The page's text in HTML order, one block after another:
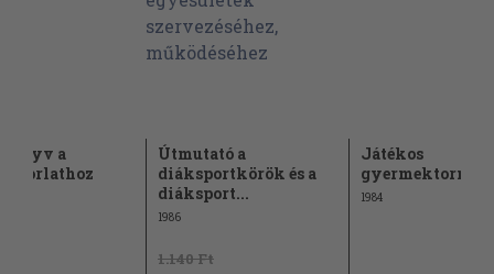
a
Útmutató a
diáksportkörök és a
diáksport...
1986
1.140 Ft
Játékos
gyermektorna
1984